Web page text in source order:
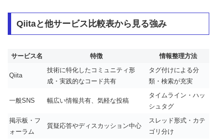
Qiitaと他サービス比較表から見る強み
サービス名 特徴 情報整理方法
Qiita
技術に特化したコミュニティ形
成・実践的なコード共有
タグ付けによる分
類・検索が充実
一般SNS 幅広い情報共有、気軽な投稿
タイムライン・ハッ
シュタグ
掲示板・フ
ォーラム
質疑応答やディスカッション中心
スレッド形式・カテ
ゴリ分け